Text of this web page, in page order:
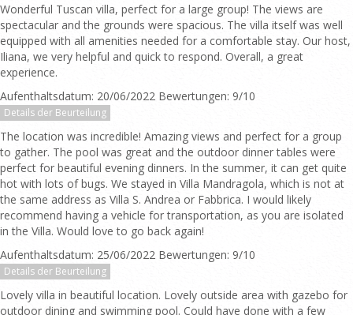
Wonderful Tuscan villa, perfect for a large group! The views are
spectacular and the grounds were spacious. The villa itself was well
equipped with all amenities needed for a comfortable stay. Our host,
Iliana, we very helpful and quick to respond. Overall, a great
experience.
Aufenthaltsdatum: 20/06/2022 Bewertungen: 9/10
Details der Beurteilung
The location was incredible! Amazing views and perfect for a group
to gather. The pool was great and the outdoor dinner tables were
perfect for beautiful evening dinners. In the summer, it can get quite
hot with lots of bugs. We stayed in Villa Mandragola, which is not at
the same address as Villa S. Andrea or Fabbrica. I would likely
recommend having a vehicle for transportation, as you are isolated
in the Villa. Would love to go back again!
Aufenthaltsdatum: 25/06/2022 Bewertungen: 9/10
Details der Beurteilung
Lovely villa in beautiful location. Lovely outside area with gazebo for
outdoor dining and swimming pool. Could have done with a few